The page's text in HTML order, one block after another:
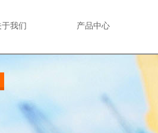
于我们 产品中心